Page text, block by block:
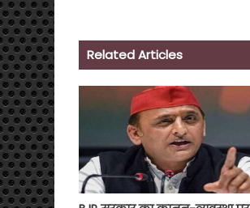
Related Articles